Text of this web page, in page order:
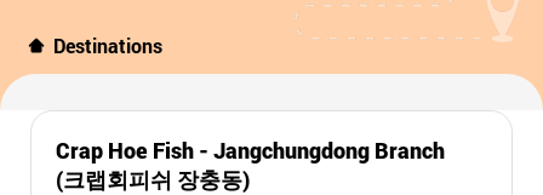
Destinations
Crap Hoe Fish - Jangchungdong Branch
(크랩회피쉬 장충동)